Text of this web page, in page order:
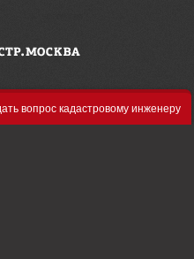
ООО «Геодезия и кадастр»
вопрос кадастровому инженеру